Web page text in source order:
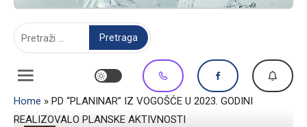
Home » PD “PLANINAR” IZ VOGOŠĆE U 2023. GODINI
REALIZOVALO PLANSKE AKTIVNOSTI